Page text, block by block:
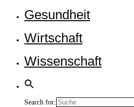
Gesund­heit
Wirt­schaft
Wis­sen­schaft
Search for: